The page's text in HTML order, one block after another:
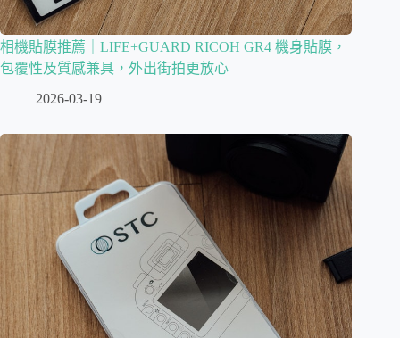
相機貼膜推薦｜LIFE+GUARD RICOH GR4 機身貼膜，
包覆性及質感兼具，外出街拍更放心
2026-03-19